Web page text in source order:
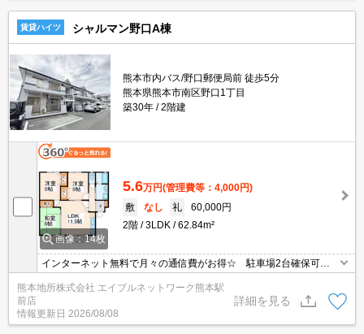
賃貸ハイツ シャルマン野口A棟
熊本市内バス/野口郵便局前 徒歩5分
熊本県熊本市南区野口1丁目
築30年
2階建
画像：14枚
5.6万円(管理費等：4,000円)
敷
なし 礼
60,000円
2階
3LDK 62.84m²
インターネット無料で月々の通信費がお得☆ 駐車場2台確保可能
☆ TVインターホン・温水洗浄便座付き☆ 広々とした貴重な3LD
Kでファミリーの方にもおすすめ♪
熊本地所株式会社 エイブルネットワーク熊本駅
前店
情報更新日 2026/08/08
詳細を見る